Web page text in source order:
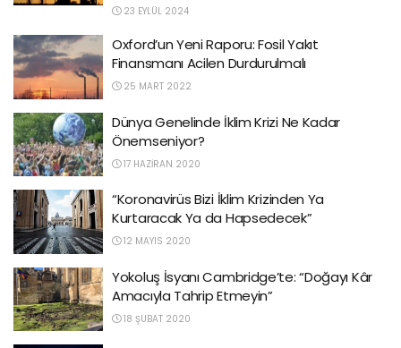
23 EYLÜL 2024
Oxford’un Yeni Raporu: Fosil Yakıt
Finansmanı Acilen Durdurulmalı
25 MART 2022
Dünya Genelinde İklim Krizi Ne Kadar
Önemseniyor?
17 HAZIRAN 2020
“Koronavirüs Bizi İklim Krizinden Ya
Kurtaracak Ya da Hapsedecek”
12 MAYIS 2020
Yokoluş İsyanı Cambridge’te: “Doğayı Kâr
Amacıyla Tahrip Etmeyin”
18 ŞUBAT 2020